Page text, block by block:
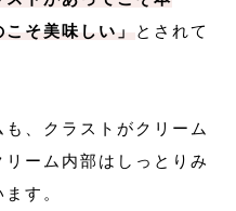
そ美味しい」
とされて
、クラストがクリーム
ーム内部はしっとりみ
す。